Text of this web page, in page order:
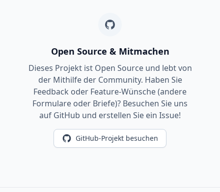
Open Source & Mitmachen
Dieses Projekt ist Open Source und lebt von
der Mithilfe der Community. Haben Sie
Feedback oder Feature-Wünsche (andere
Formulare oder Briefe)? Besuchen Sie uns
auf GitHub und erstellen Sie ein Issue!
GitHub-Projekt besuchen